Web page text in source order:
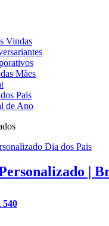
Vindas
Mães
Pais
de Ano
|
540